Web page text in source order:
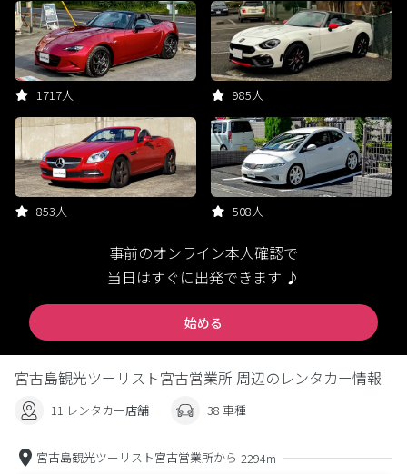
1717人 985人
853人 508人
事前のオンライン本人確認で
当日はすぐに出発できます ♪
始める
宮古島観光ツーリスト宮古営業所 周辺のレンタカー情報
11 レンタカー店舗 38 車種
宮古島観光ツーリスト宮古営業所から 2294m